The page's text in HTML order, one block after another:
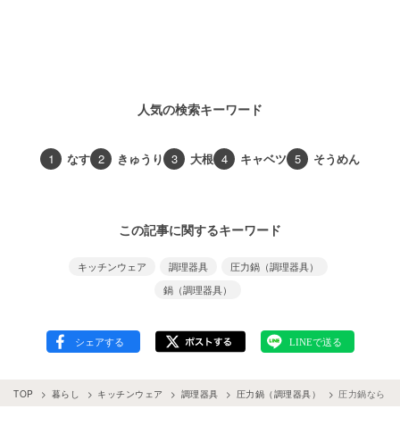
人気の検索キーワード
1 なす 2 きゅうり 3 大根 4 キャベツ 5 そうめん
この記事に関するキーワード
キッチンウェア 調理器具
圧力鍋（調理器具）
鍋（調理器具）
TOP 暮らし キッチンウェア 調理器具 圧力鍋（調理器具） 圧力鍋なら「